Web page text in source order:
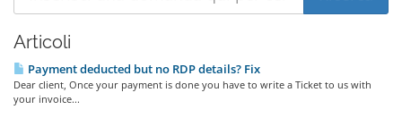
Articoli
Payment deducted but no RDP details? Fix
Dear client, Once your payment is done you have to write a Ticket to us with
your invoice...